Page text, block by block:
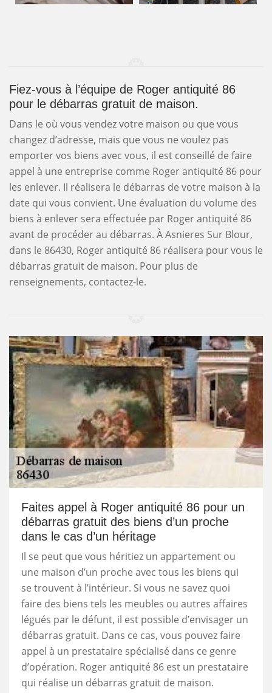
Fiez-vous à l’équipe de Roger antiquité 86
pour le débarras gratuit de maison.
Dans le où vous vendez votre maison ou que vous
changez d’adresse, mais que vous ne voulez pas
emporter vos biens avec vous, il est conseillé de faire
appel à une entreprise comme Roger antiquité 86 pour
les enlever. Il réalisera le débarras de votre maison à la
date qui vous convient. Une évaluation du volume des
biens à enlever sera effectuée par Roger antiquité 86
avant de procéder au débarras. À Asnieres Sur Blour,
dans le 86430, Roger antiquité 86 réalisera pour vous le
débarras gratuit de maison. Pour plus de
renseignements, contactez-le.
Faites appel à Roger antiquité 86 pour un
débarras gratuit des biens d’un proche
dans le cas d’un héritage
Il se peut que vous héritiez un appartement ou
une maison d’un proche avec tous les biens qui
se trouvent à l’intérieur. Si vous ne savez quoi
faire des biens tels les meubles ou autres affaires
légués par le défunt, il est possible d’envisager un
débarras gratuit. Dans ce cas, vous pouvez faire
appel à un prestataire spécialisé dans ce genre
d’opération. Roger antiquité 86 est un prestataire
qui réalise un débarras gratuit de maison.